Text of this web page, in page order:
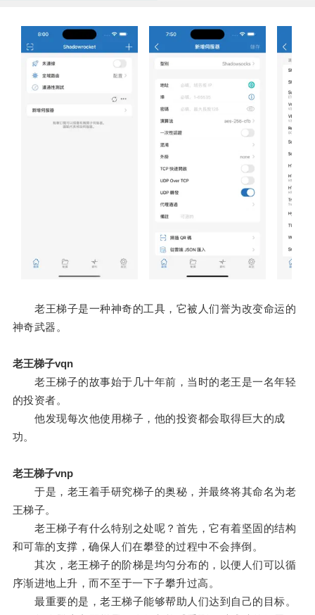
老王梯子是一种神奇的工具，它被人们誉为改变命运的
神奇武器。
老王梯子vqn
老王梯子的故事始于几十年前，当时的老王是一名年轻
的投资者。
他发现每次他使用梯子，他的投资都会取得巨大的成
功。
老王梯子vnp
于是，老王着手研究梯子的奥秘，并最终将其命名为老
王梯子。
老王梯子有什么特别之处呢？首先，它有着坚固的结构
和可靠的支撑，确保人们在攀登的过程中不会摔倒。
其次，老王梯子的阶梯是均匀分布的，以便人们可以循
序渐进地上升，而不至于一下子攀升过高。
最重要的是，老王梯子能够帮助人们达到自己的目标。